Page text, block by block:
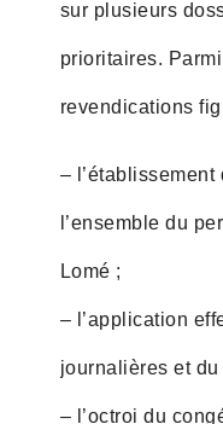
sur plusieurs
prioritaires.
revendications
– l’établissement
l’ensemble du
Lomé ;
– l’application
journalières et
– l’octroi du